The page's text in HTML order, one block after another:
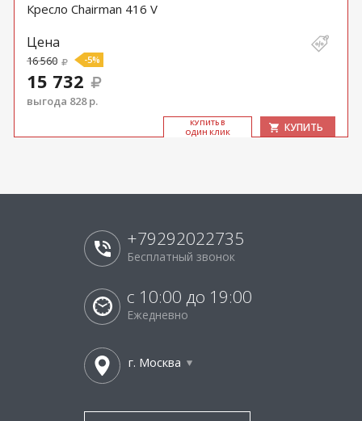
Кресло Chairman 416 V
Цена
16 560 -5%
15 732
выгода 828 р.
КУ­ПИТЬ В
ОДИН КЛИК
КУПИТЬ
+79292022735
Бесплатный звонок
с 10:00 до 19:00
Ежедневно
г. Москва